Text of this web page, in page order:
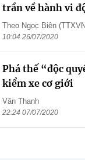
trần về hành vi
Theo Ngọc Biên
10:04 26/07/2020
Phá thế “độc
kiểm xe cơ giới
Văn Thanh
22:24 07/07/2020